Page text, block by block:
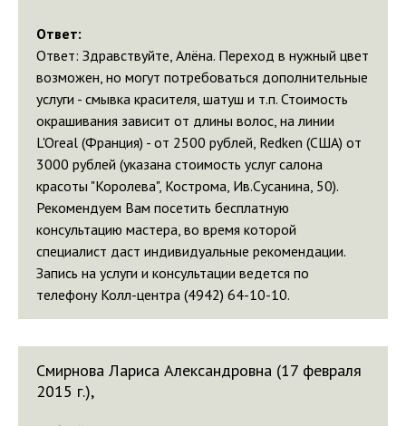
Ответ:
Ответ: Здравствуйте, Алёна. Переход в нужный цвет
возможен, но могут потребоваться дополнительные
услуги - смывка красителя, шатуш и т.п. Стоимость
окрашивания зависит от длины волос, на линии
L'Oreal (Франция) - от 2500 рублей, Redken (США) от
3000 рублей (указана стоимость услуг салона
красоты "Королева", Кострома, Ив.Сусанина, 50).
Рекомендуем Вам посетить бесплатную
консультацию мастера, во время которой
специалист даст индивидуальные рекомендации.
Запись на услуги и консультации ведется по
телефону Колл-центра (4942) 64-10-10.
Смирнова Лариса Александровна (17 февраля
2015 г.),